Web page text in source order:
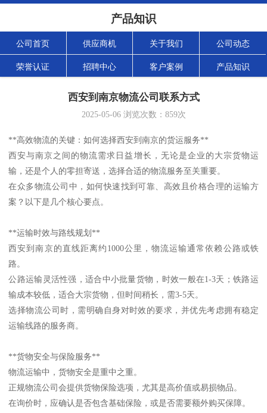
产品知识
公司首页 供应商机 关于我们 公司动态
荣誉认证 招聘中心 客户案例 产品知识
西安到南京物流公司联系方式
2025-05-06浏览次数： 859次
**高效物流的关键：如何选择西安到南京的货运服务**
西安与南京之间的物流需求日益增长，无论是企业的大宗货物运
输，还是个人的零担寄送，选择合适的物流服务至关重要。
在众多物流公司中，如何快速找到可靠、高效且价格合理的运输方
案？以下是几个核心要点。
**运输时效与路线规划**
西安到南京的直线距离约1000公里，物流运输通常依赖公路或铁
路。
公路运输灵活性强，适合中小批量货物，时效一般在1-3天；铁路运
输成本较低，适合大宗货物，但时间稍长，需3-5天。
选择物流公司时，需明确自身对时效的要求，并优先考虑拥有稳定
运输线路的服务商。
**货物安全与保险服务**
物流运输中，货物安全是重中之重。
正规物流公司会提供货物保险选项，尤其是高价值或易损物品。
在询价时，应确认是否包含基础保险，或是否需要额外购买保障。